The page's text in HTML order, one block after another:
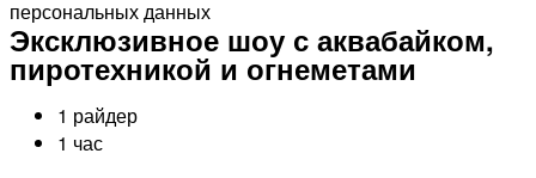
персональных данных
Эксклюзивное шоу с аквабайком,
пиротехникой и огнеметами
1 райдер
1 час